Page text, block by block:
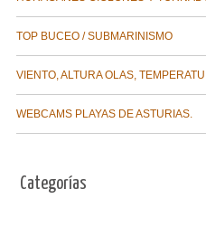
TOP BUCEO / SUBMARINISMO
VIENTO, ALTURA OLAS,
WEBCAMS PLAYAS DE ASTURIAS.
Categorías